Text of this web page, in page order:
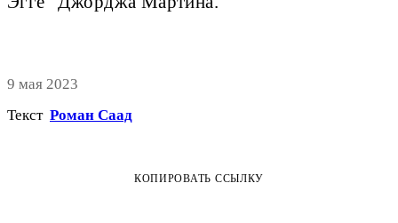
9 мая 2023
Текст Роман Саад
КОПИРОВАТЬ ССЫЛКУ